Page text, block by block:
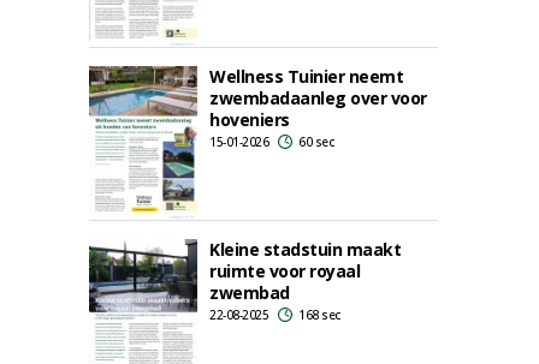
Wellness Tuinier neemt
zwembadaanleg over voor
hoveniers
15-01-2026 60 sec
Kleine stadstuin maakt
ruimte voor royaal
zwembad
22-08-2025 168 sec